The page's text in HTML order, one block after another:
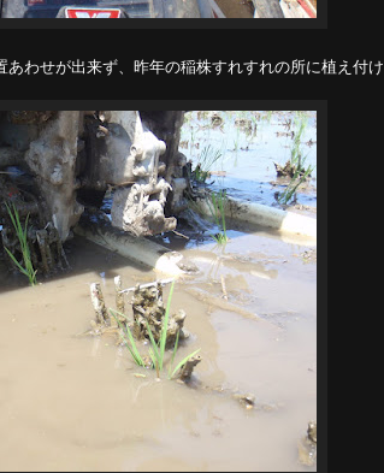
わせが出来ず、昨年の稲株すれすれの所に植え付け